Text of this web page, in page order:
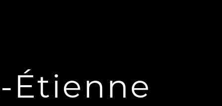
Étienne